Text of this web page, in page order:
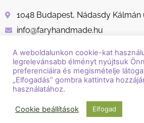
1048 Budapest, Nádasdy Kálmán
info@faryhandmade.hu
A weboldalunkon cookie-kat
legrelevánsabb élményt nyújtsuk
preferenciáira és megismételje
„Elfogadás” gombra kattintva
használatához.
Cookie beállítások Elfogad